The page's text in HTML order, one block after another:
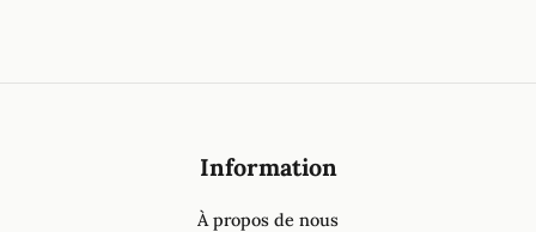
Information
À propos de nous